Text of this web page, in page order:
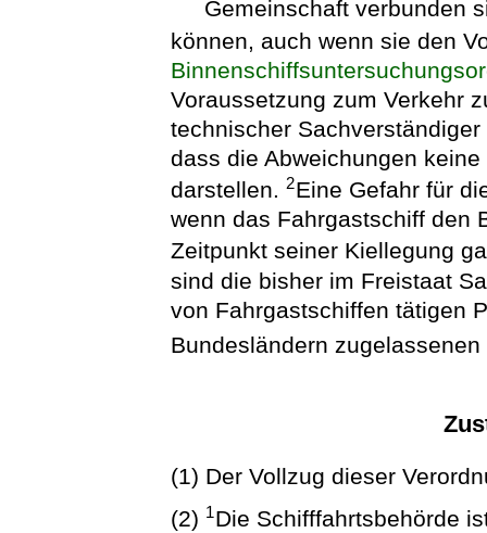
Gemeinschaft verbunden
können, auch wenn sie den
Voraussetzung zum Verkehr
technischer
dass die Abweichungen
darstellen.2Eine Gefahr für
wenn das Fahrgastschiff den
Zeitpunkt seiner Kiellegung
sind die bisher im Freistaat
von Fahrgastschiffen tätigen
Bundesländern
(1) Der Vollzug dieser
(2) 1Die Schifffahrtsbehörde